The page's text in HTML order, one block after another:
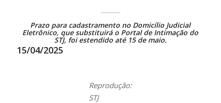
Prazo para cadastramento no Domicílio Judicial
Eletrônico, que substituirá o Portal de Intimação do
STJ, foi estendido até 15 de maio.
15/04/2025
Reprodução:
STJ